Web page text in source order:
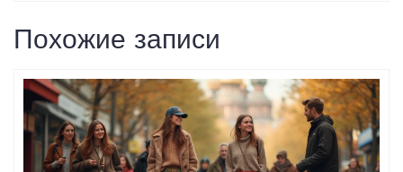
Похожие записи